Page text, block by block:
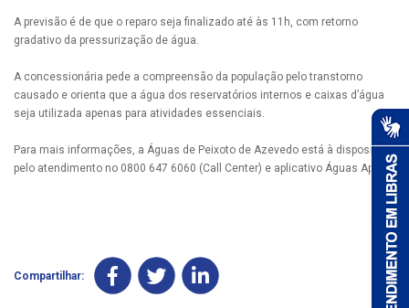
A previsão é de que o reparo seja finalizado até às 11h, com retorno
gradativo da pressurização de água.
A concessionária pede a compreensão da população pelo transtorno
causado e orienta que a água dos reservatórios internos e caixas d’água
seja utilizada apenas para atividades essenciais.
Para mais informações, a Águas de Peixoto de Azevedo está à disposição
pelo atendimento no 0800 647 6060 (Call Center) e aplicativo Águas App.
Compartilhar: